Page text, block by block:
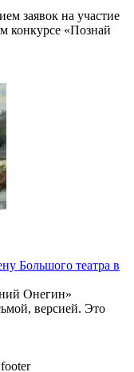
заявок на участие
конкурсе «Познай
Большого театра в
Онегин»
версией. Это